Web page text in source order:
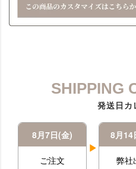
SHIPPING
発送日カ